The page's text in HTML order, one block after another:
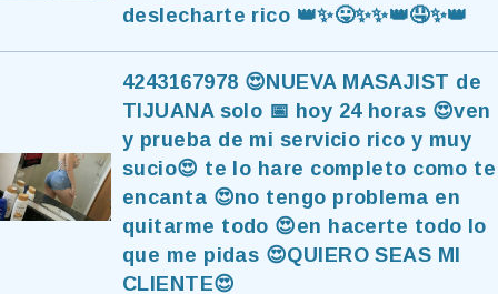
deslecharte rico 👑✨😛✨✨👑🤤✨👑
4243167978 😍NUEVA MASAJIST de
TIJUANA solo 📅 hoy 24 horas 😍ven
y prueba de mi servicio rico y muy
sucio😍 te lo hare completo como te
encanta 😍no tengo problema en
quitarme todo 😍en hacerte todo lo
que me pidas 😍QUIERO SEAS MI
CLIENTE😍